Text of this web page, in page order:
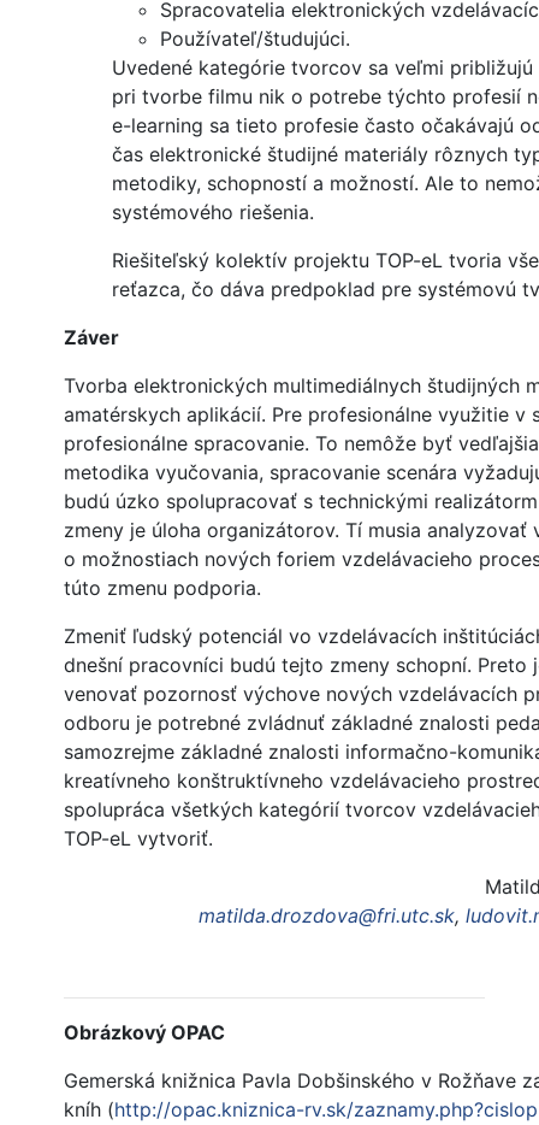
Spracovatelia elektronických
Používateľ/študujúci.
Uvedené kategórie tvorcov sa veľmi
pri tvorbe filmu nik o potrebe týchto profesií
e-learning sa tieto profesie často očakávajú
čas elektronické študijné materiály rôznych
metodiky, schopností a možností. Ale to
systémového riešenia.
Riešiteľský kolektív projektu TOP-eL tvoria
reťazca, čo dáva predpoklad pre systémovú
Záver
Tvorba elektronických multimediálnych študijných
amatérskych aplikácií. Pre profesionálne využitie v
profesionálne spracovanie. To nemôže byť
metodika vyučovania, spracovanie scenára
budú úzko spolupracovať s technickými
zmeny je úloha organizátorov. Tí musia
o možnostiach nových foriem vzdelávacieho
túto zmenu podporia.
Zmeniť ľudský potenciál vo vzdelávacích
dnešní pracovníci budú tejto zmeny schopní. Preto
venovať pozornosť výchove nových vzdelávacích
odboru je potrebné zvládnuť základné znalosti
samozrejme základné znalosti informačno-
kreatívneho konštruktívneho vzdelávacieho
spolupráca všetkých kategórií tvorcov
TOP-eL vytvoriť.
matilda.drozdova@fri.utc.sk,
Obrázkový OPAC
Gemerská knižnica Pavla Dobšinského v Rožňave
kníh (http://opac.kniznica-rv.sk/